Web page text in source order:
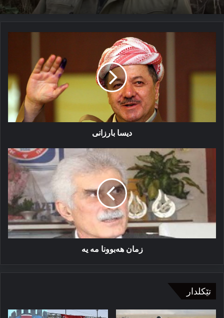
دیسا بارزانی
زمان
هەبوونا
زمان هەبوونا مە یە
تێکلدار